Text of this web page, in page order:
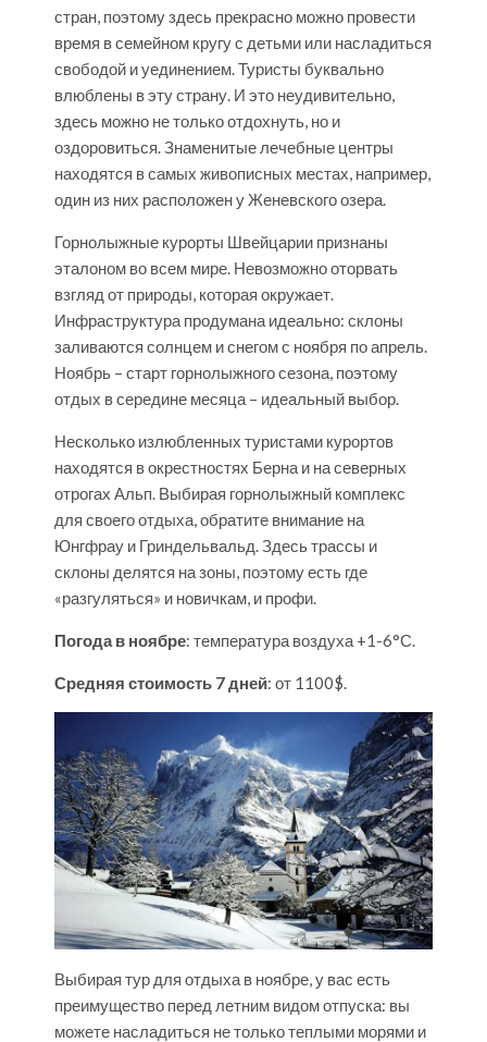
стран, поэтому здесь прекрасно можно провести
время в семейном кругу с детьми или насладиться
свободой и уединением. Туристы буквально
влюблены в эту страну. И это неудивительно,
здесь можно не только отдохнуть, но и
оздоровиться. Знаменитые лечебные центры
находятся в самых живописных местах, например,
один из них расположен у Женевского озера.
Горнолыжные курорты Швейцарии признаны
эталоном во всем мире. Невозможно оторвать
взгляд от природы, которая окружает.
Инфраструктура продумана идеально: склоны
заливаются солнцем и снегом с ноября по апрель.
Ноябрь – старт горнолыжного сезона, поэтому
отдых в середине месяца – идеальный выбор.
Несколько излюбленных туристами курортов
находятся в окрестностях Берна и на северных
отрогах Альп. Выбирая горнолыжный комплекс
для своего отдыха, обратите внимание на
Юнгфрау и Гриндельвальд. Здесь трассы и
склоны делятся на зоны, поэтому есть где
«разгуляться» и новичкам, и профи.
Погода в ноябре: температура воздуха +1-6°С.
Средняя стоимость 7 дней: от 1100$.
Выбирая тур для отдыха в ноябре, у вас есть
преимущество перед летним видом отпуска: вы
можете насладиться не только теплыми морями и